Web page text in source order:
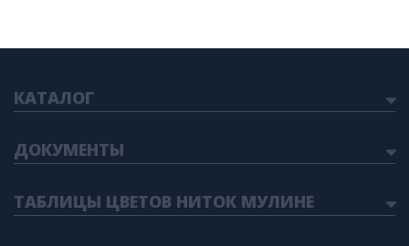
КАТАЛОГ
ДОКУМЕНТЫ
ТАБЛИЦЫ ЦВЕТОВ НИТОК МУЛИНЕ